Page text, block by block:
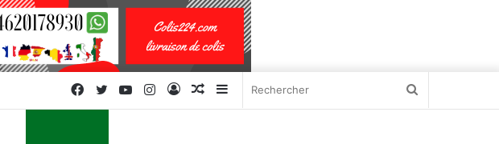
Sidebar
Article
Connexion
Instagram
YouTube
Twitter
Facebook